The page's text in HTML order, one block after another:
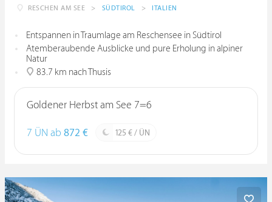
RESCHEN AM SEE > SÜDTIROL > ITALIEN
Entspannen in Traumlage am Reschensee in Südtirol
Atemberaubende Ausblicke und pure Erholung in alpiner
Natur
83.7 km nach Thusis
Goldener Herbst am See 7=6
7 ÜN ab 872 € 125 € / ÜN